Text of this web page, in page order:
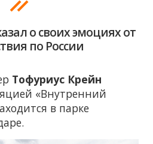
о своих эмоциях от
по России
Тофуриус Крейн
«Внутренний
в парке